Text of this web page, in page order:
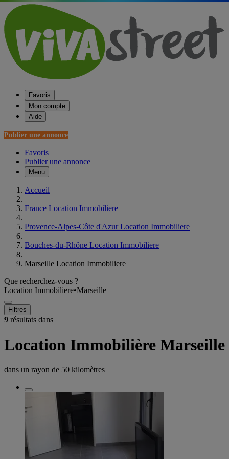
Favoris
Mon compte
Aide
Publier une annonce
Favoris
Publier une annonce
Menu
Accueil
France Location Immobiliere
Provence-Alpes-Côte d'Azur Location Immobiliere
Bouches-du-Rhône Location Immobiliere
Marseille Location Immobiliere
Que recherchez-vous ?
Location Immobiliere•Marseille
Filtres
9 résultats dans
Location Immobilière Marseille
dans un rayon de 50 kilomètres